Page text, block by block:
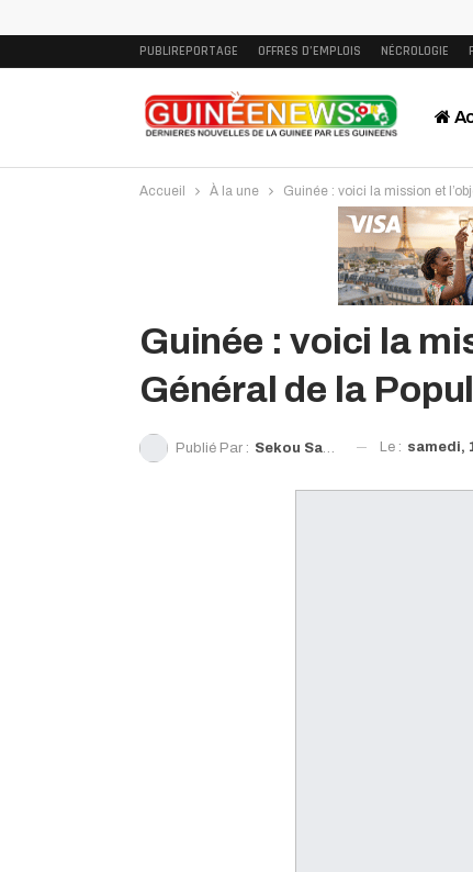
PUBLIREPORTAGE OFFRES D’EMPLOIS NÉCROLOGIE
Accueil À la une Guinée : voici la mission et
Guinée : voici la
Général de la
Publié Par : Sekou Sanoh Le : samedi,